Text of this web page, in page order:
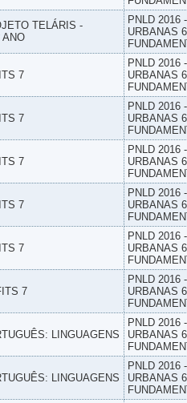
TELÁRIS -
ANO
PNLD 2016
URBANAS
7
PNLD 2016
URBANAS
7
PNLD 2016
URBANAS
7
PNLD 2016
URBANAS
7
PNLD 2016
URBANAS
7
PNLD 2016
URBANAS
7
PNLD 2016
URBANAS
LINGUAGENS
PNLD 2016
URBANAS
LINGUAGENS
PNLD 2016
URBANAS